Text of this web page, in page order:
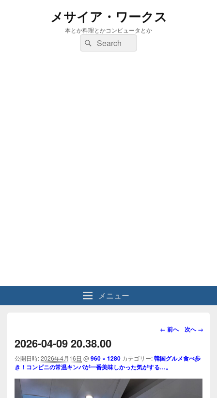
メサイア・ワークス
本とか料理とかコンピュータとか
検
索:
検
索
メニュー
画
ビ
ゲ
ー
← 前へ 次へ →
2026-04-09 20.38.00
公開日時:2026年4月16日 @960 × 1280 カテゴリー:韓国グルメ食べ歩
き！コンビニの常温キンパが一番美味しかった気がする…。